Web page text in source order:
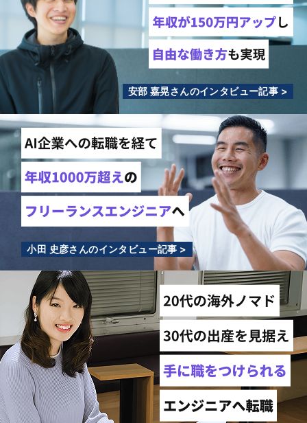
安部 嘉晃さんのインタビュー記事 >
小田 史彦さんのインタビュー記事 >